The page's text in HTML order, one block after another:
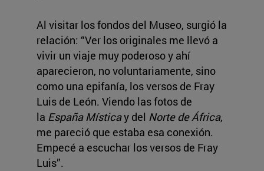
Al visitar los fondos del Museo, surgió la
relación: “Ver los originales me llevó a
vivir un viaje muy poderoso y ahí
aparecieron, no voluntariamente, sino
como una epifanía, los versos de Fray
Luis de León. Viendo las fotos de
la España Místicay del Norte de África,
me pareció que estaba esa conexión.
Empecé a escuchar los versos de Fray
Luis”.